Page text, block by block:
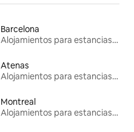
Barcelona
Alojamientos para estancias largas
Atenas
Alojamientos para estancias largas
Montreal
Alojamientos para estancias largas